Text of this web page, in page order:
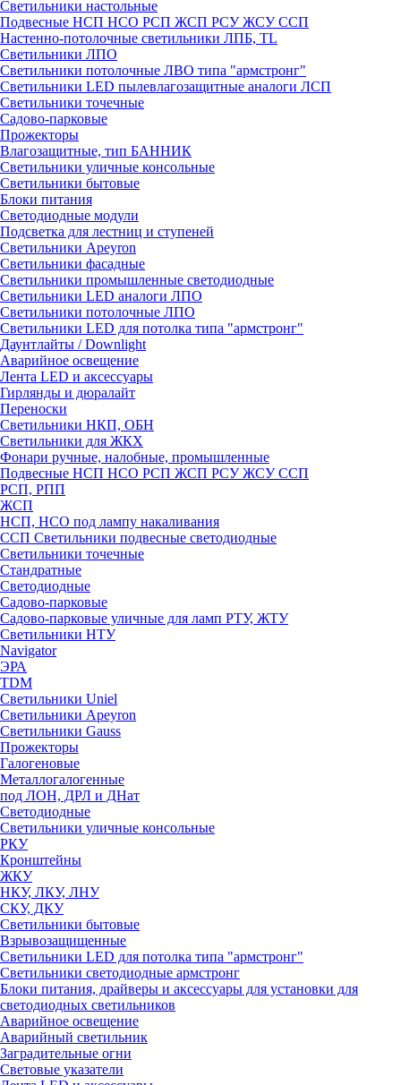
Светильники настольные
Подвесные НСП НСО РСП ЖСП РСУ ЖСУ ССП
Настенно-потолочные светильники ЛПБ, TL
Светильники ЛПО
Светильники потолочные ЛВО типа "армстронг"
Светильники LED пылевлагозащитные аналоги ЛСП
Светильники точечные
Садово-парковые
Прожекторы
Влагозащитные, тип БАННИК
Светильники уличные консольные
Светильники бытовые
Блоки питания
Светодиодные модули
Подсветка для лестниц и ступеней
Светильники Apeyron
Светильники фасадные
Светильники промышленные светодиодные
Светильники LED аналоги ЛПО
Светильники потолочные ЛПО
Светильники LED для потолка типа "армстронг"
Даунтлайты / Downlight
Аварийное освещение
Лента LED и аксессуары
Гирлянды и дюралайт
Переноски
Светильники НКП, ОБН
Светильники для ЖКХ
Фонари ручные, налобные, промышленные
Подвесные НСП НСО РСП ЖСП РСУ ЖСУ ССП
РСП, РПП
ЖСП
НСП, НСО под лампу накаливания
ССП Светильники подвесные светодиодные
Светильники точечные
Стандратные
Светодиодные
Садово-парковые
Садово-парковые уличные для ламп РТУ, ЖТУ
Светильники НТУ
Navigator
ЭРА
TDM
Светильники Uniel
Светильники Apeyron
Светильники Gauss
Прожекторы
Галогеновые
Металлогалогенные
под ЛОН, ДРЛ и ДНат
Светодиодные
Светильники уличные консольные
РКУ
Кронштейны
ЖКУ
НКУ, ЛКУ, ЛНУ
СКУ, ДКУ
Светильники бытовые
Взрывозащищенные
Светильники LED для потолка типа "армстронг"
Светильники светодиодные армстронг
Блоки питания, драйверы и аксессуары для установки для
светодиодных светильников
Аварийное освещение
Аварийный светильник
Заградительные огни
Световые указатели